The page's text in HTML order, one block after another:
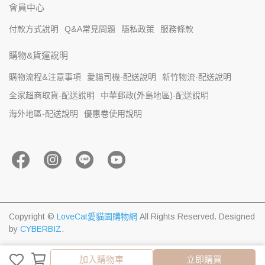
加入購物車
加入購物車 立即購買
會員中心
付款方式說明 Q&A常見問題 隱私政策 服務條款
購物&貨運說明
購物流程&注意事項 愛貓司機-配送說明
新竹物流-配送說明
全家超商取貨-配送說明
中華郵政(外島地區)-配送說明
海外地區-配送說明
優惠卷使用說明
Copyright © LoveCat愛貓園購物網 All Rights Reserved. Designed
by CYBERBIZ.